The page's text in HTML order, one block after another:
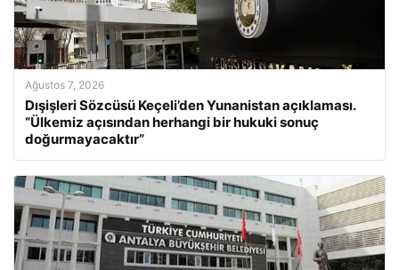
Ağustos 7, 2026
Dışişleri Sözcüsü Keçeli’den Yunanistan açıklaması.
“Ülkemiz açısından herhangi bir hukuki sonuç
doğurmayacaktır”